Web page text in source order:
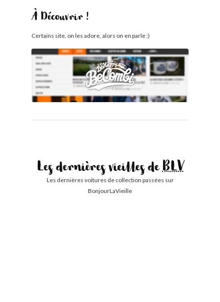
À Découvrir !
Certains site, on les adore, alors on en parle ;)
Les dernières vieilles deBLV
Les dernières voitures de collection passées sur
BonjourLaVieille